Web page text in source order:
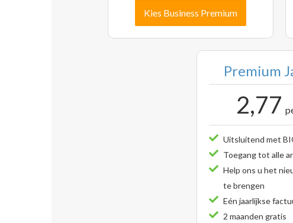
Kies Business Premium
Premium
2,77
Uitsluitend met
Toegang tot alle
Help ons u het
te brengen
Eén jaarlijkse
2 maanden gratis